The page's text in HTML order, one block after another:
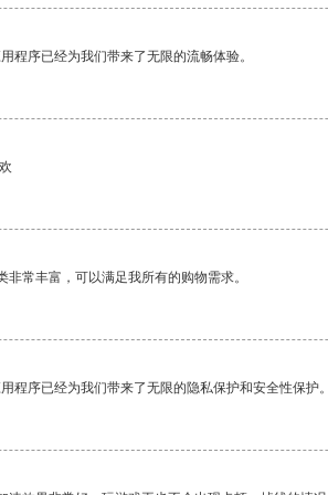
程序已经为我们带来了无限的流畅体验。
非常丰富，可以满足我所有的购物需求。
程序已经为我们带来了无限的隐私保护和安全性保护